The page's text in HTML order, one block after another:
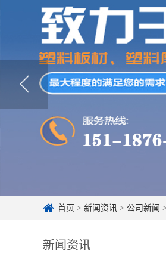
首页 > 新闻资讯 > 公司新闻 >
新闻资讯